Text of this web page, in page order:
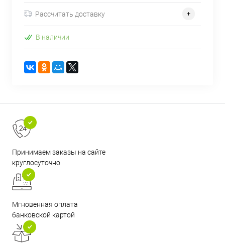
Рассчитать доставку
В наличии
Принимаем заказы на сайте
круглосуточно
Мгновенная оплата
банковской картой